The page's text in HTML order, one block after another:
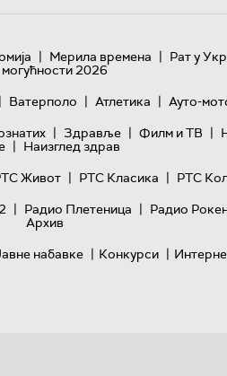
| Мерила времена | Рат у
2026
| Ватерполо | Атлетика | Ауто-
| Здравље | Филм и ТВ |
| Наизглед здрав
Живот | РТС Класика | РТС
| Радио Плетеница | Радио
Архив
набавке | Конкурси |